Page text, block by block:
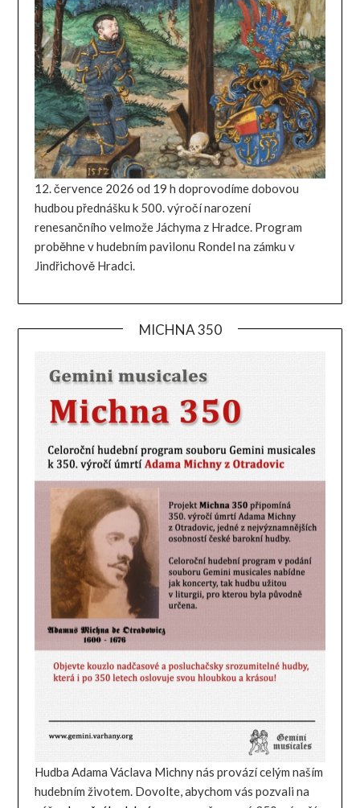
12. července 2026 od 19 h doprovodíme dobovou
hudbou přednášku k 500. výročí narození
renesančního velmože Jáchyma z Hradce. Program
proběhne v hudebním pavilonu Rondel na zámku v
Jindřichově Hradci.
MICHNA 350
Hudba Adama Václava Michny nás provází celým naším
hudebním životem. Dovolte, abychom vás pozvali na